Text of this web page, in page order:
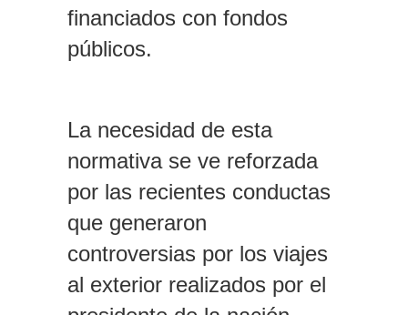
financiados con fondos
públicos.
La necesidad de esta
normativa se ve reforzada
por las recientes conductas
que generaron
controversias por los viajes
al exterior realizados por el